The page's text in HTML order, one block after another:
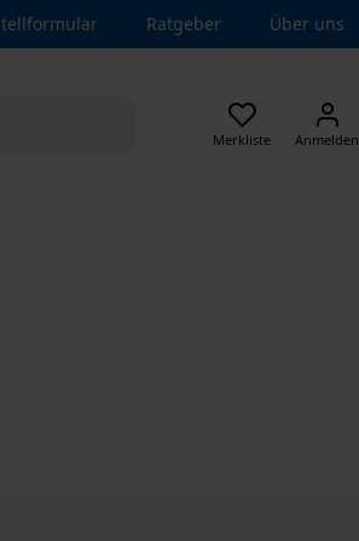
Ratgeber Über uns
Merkliste Anmelden